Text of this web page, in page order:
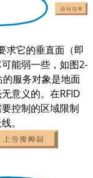
求它的垂直面（即
能弱一些，如图2-
服务对象是地面
意义的。在RFID
控制的区域限制
。